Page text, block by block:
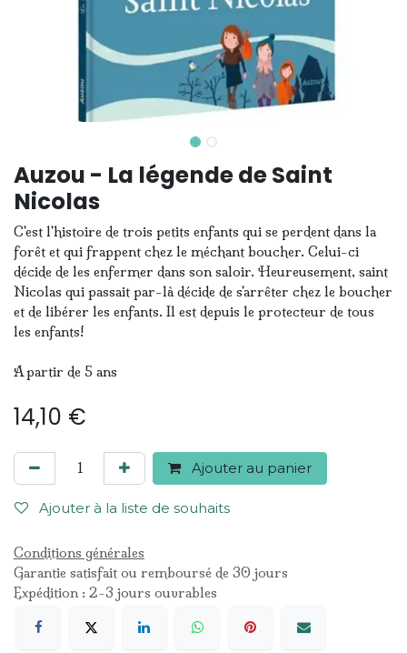
Auzou - La légende de Saint
Nicolas
C'est l'histoire de trois petits enfants qui se perdent dans la
forêt et qui frappent chez le méchant boucher. Celui-ci
décide de les enfermer dans son saloir. Heureusement, saint
Nicolas qui passait par-là décide de s'arrêter chez le boucher
et de libérer les enfants. Il est depuis le protecteur de tous
les enfants!
A partir de 5 ans
14,10 €
Ajouter au panier
Ajouter à la liste de souhaits
Conditions générales
Garantie satisfait ou remboursé de 30 jours
Expédition : 2-3 jours ouvrables